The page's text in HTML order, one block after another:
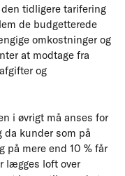
tidligere tarifering
de budgetterede
omkostninger og
at modtage fra
og
i øvrigt må anses for
da kunder som på
mere end 10 % får
lægges loft over